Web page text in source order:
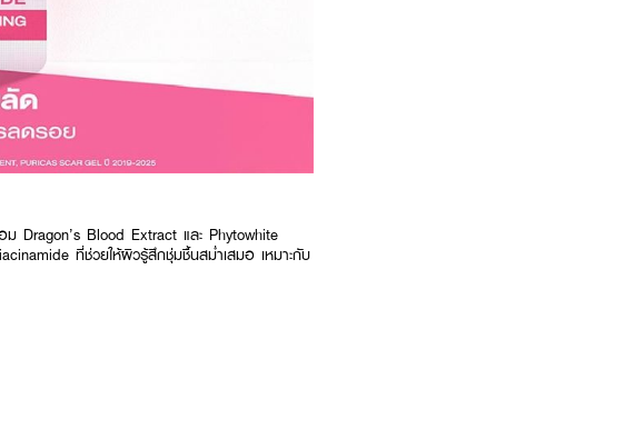
Blood Extract และ Phytowhite
ที่ช่วยให้ผิวรู้สึกชุ่มชื้นสม่ำเสมอ เหมาะกับ